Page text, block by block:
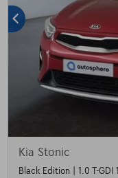
Kia Stonic
Black Edition | 1.0 T-